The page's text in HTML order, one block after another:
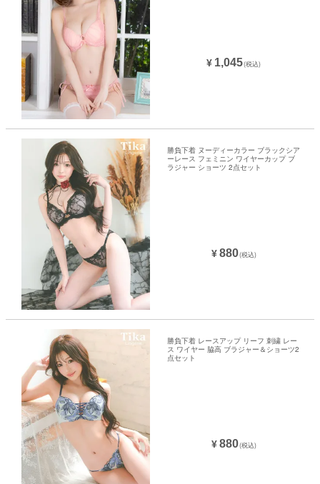
¥ 1,045(税込)
勝負下着 ヌーディーカラー ブラックシア
ーレース フェミニン ワイヤーカップ ブ
ラジャー ショーツ 2点セット
¥880(税込)
勝負下着 レースアップ リーフ 刺繍 レー
ス ワイヤー 脇高 ブラジャー＆ショーツ2
点セット
¥880(税込)